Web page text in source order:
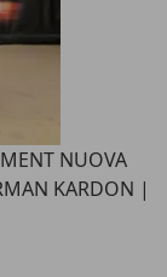
NUOVA
KARDON |